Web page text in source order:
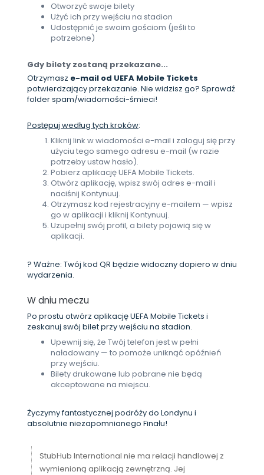
Otworzyć swoje bilety
Użyć ich przy wejściu na stadion
Udostępnić je swoim gościom (jeśli to
potrzebne)
Gdy bilety zostaną przekazane...
Otrzymasz e-mail od UEFA Mobile Tickets
potwierdzający przekazanie. Nie widzisz go? Sprawdź
folder spam/wiadomości-śmieci!
Postępuj według tych kroków:
Kliknij link w wiadomości e-mail i zaloguj się przy
użyciu tego samego adresu e-mail (w razie
potrzeby ustaw hasło).
Pobierz aplikację UEFA Mobile Tickets.
Otwórz aplikację, wpisz swój adres e-mail i
naciśnij Kontynuuj.
Otrzymasz kod rejestracyjny e-mailem — wpisz
go w aplikacji i kliknij Kontynuuj.
Uzupełnij swój profil, a bilety pojawią się w
aplikacji.
? Ważne: Twój kod QR będzie widoczny dopiero w dniu
wydarzenia.
W dniu meczu
Po prostu otwórz aplikację UEFA Mobile Tickets i
zeskanuj swój bilet przy wejściu na stadion.
Upewnij się, że Twój telefon jest w pełni
naładowany — to pomoże uniknąć opóźnień
przy wejściu.
Bilety drukowane lub pobrane nie będą
akceptowane na miejscu.
Życzymy fantastycznej podróży do Londynu i
absolutnie niezapomnianego Finału!
StubHub International nie ma relacji handlowej z
wymienioną aplikacją zewnętrzną. Jej